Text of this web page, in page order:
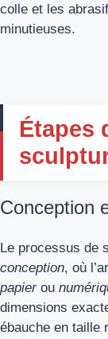
colle et les
minutieuses.
Étapes
Conception
Le processus de
conception, où
papierou
dimensions
ébauche en taille